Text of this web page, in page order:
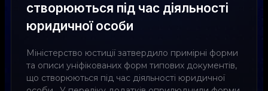
створюються під час діяльності
юридичної особи
Міністерство юстиції затвердило примірні форми
та описи уніфікованих форм типових документів,
що створюються під час діяльності юридичної